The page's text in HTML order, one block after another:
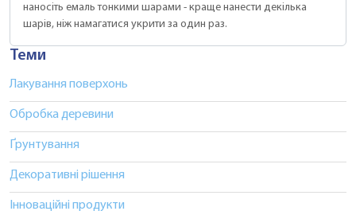
наносіть емаль тонкими шарами - краще нанести декілька
шарів, ніж намагатися укрити за один раз.
Теми
Лакування поверхонь
Обробка деревини
Ґрунтування
Декоративні рішення
Інноваційні продукти